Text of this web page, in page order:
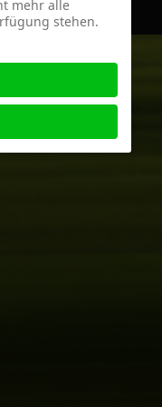
mehr alle
stehen.